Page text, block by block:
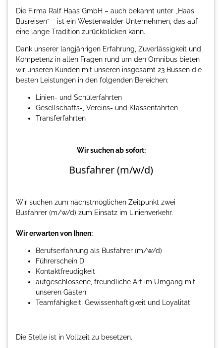
Die Firma Ralf Haas GmbH – auch bekannt unter „Haas
Busreisen“ – ist ein Westerwälder Unternehmen, das auf
eine lange Tradition zurückblicken kann.
Dank unserer langjährigen Erfahrung, Zuverlässigkeit und
Kompetenz in allen Fragen rund um den Omnibus bieten
wir unseren Kunden mit unseren insgesamt 23 Bussen die
besten Leistungen in den folgenden Bereichen:
Linien- und Schülerfahrten
Gesellschafts-, Vereins- und Klassenfahrten
Transferfahrten
Wir suchen ab sofort:
Busfahrer (m/w/d)
Wir suchen zum nächstmöglichen Zeitpunkt zwei
Busfahrer (m/w/d) zum Einsatz im Linienverkehr.
Wir erwarten von Ihnen:
Berufserfahrung als Busfahrer (m/w/d)
Führerschein D
Kontaktfreudigkeit
aufgeschlossene, freundliche Art im Umgang mit
unseren Gästen
Teamfähigkeit, Gewissenhaftigkeit und Loyalität
Die Stelle ist in Vollzeit zu besetzen.